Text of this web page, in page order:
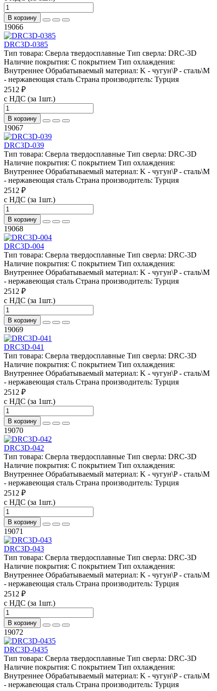
В корзину
19066
DRC3D-0385
Тип товара: Сверла твердосплавные Тип сверла: DRC-3D
Наличие покрытия: С покрытием Тип охлаждения:
Внутреннее Обрабатываемый материал: K - чугун\P - сталь\М
- нержавеющая сталь Страна производитель: Турция
2512 ₽
с НДС (за 1шт.)
В корзину
19067
DRC3D-039
Тип товара: Сверла твердосплавные Тип сверла: DRC-3D
Наличие покрытия: С покрытием Тип охлаждения:
Внутреннее Обрабатываемый материал: K - чугун\P - сталь\М
- нержавеющая сталь Страна производитель: Турция
2512 ₽
с НДС (за 1шт.)
В корзину
19068
DRC3D-004
Тип товара: Сверла твердосплавные Тип сверла: DRC-3D
Наличие покрытия: С покрытием Тип охлаждения:
Внутреннее Обрабатываемый материал: K - чугун\P - сталь\М
- нержавеющая сталь Страна производитель: Турция
2512 ₽
с НДС (за 1шт.)
В корзину
19069
DRC3D-041
Тип товара: Сверла твердосплавные Тип сверла: DRC-3D
Наличие покрытия: С покрытием Тип охлаждения:
Внутреннее Обрабатываемый материал: K - чугун\P - сталь\М
- нержавеющая сталь Страна производитель: Турция
2512 ₽
с НДС (за 1шт.)
В корзину
19070
DRC3D-042
Тип товара: Сверла твердосплавные Тип сверла: DRC-3D
Наличие покрытия: С покрытием Тип охлаждения:
Внутреннее Обрабатываемый материал: K - чугун\P - сталь\М
- нержавеющая сталь Страна производитель: Турция
2512 ₽
с НДС (за 1шт.)
В корзину
19071
DRC3D-043
Тип товара: Сверла твердосплавные Тип сверла: DRC-3D
Наличие покрытия: С покрытием Тип охлаждения:
Внутреннее Обрабатываемый материал: K - чугун\P - сталь\М
- нержавеющая сталь Страна производитель: Турция
2512 ₽
с НДС (за 1шт.)
В корзину
19072
DRC3D-0435
Тип товара: Сверла твердосплавные Тип сверла: DRC-3D
Наличие покрытия: С покрытием Тип охлаждения:
Внутреннее Обрабатываемый материал: K - чугун\P - сталь\М
- нержавеющая сталь Страна производитель: Турция